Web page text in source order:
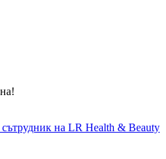
на LR Health & Beauty